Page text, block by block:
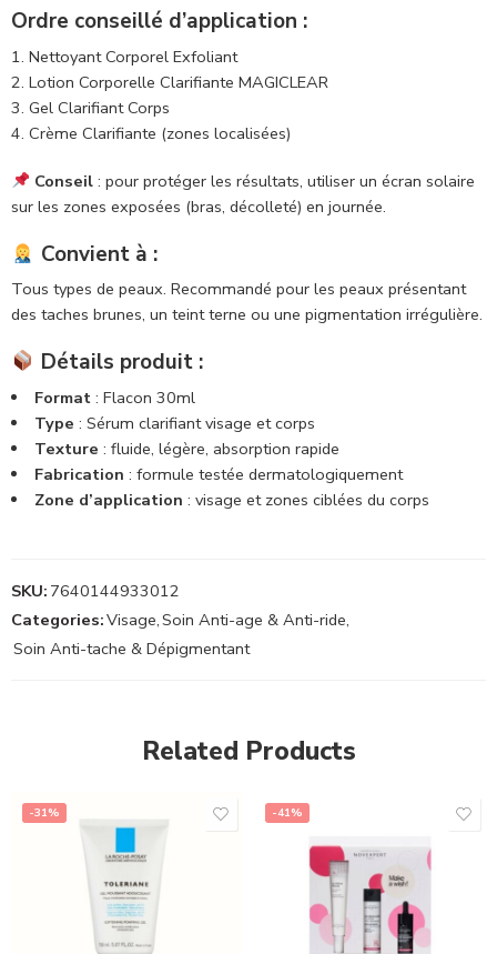
Ordre conseillé d’application :
Nettoyant Corporel Exfoliant
Lotion Corporelle Clarifiante MAGICLEAR
Gel Clarifiant Corps
Crème Clarifiante (zones localisées)
Conseil: pour protéger les résultats, utiliser un écran solaire
sur les zones exposées (bras, décolleté) en journée.
Convient à :
Tous types de peaux. Recommandé pour les peaux présentant
des taches brunes, un teint terne ou une pigmentation irrégulière.
Détails produit :
Format: Flacon 30ml
Type : Sérum clarifiant visage et corps
Texture : fluide, légère, absorption rapide
Fabrication : formule testée dermatologiquement
Zone d’application : visage et zones ciblées du corps
SKU: 7640144933012
Categories:Visage,Soin Anti-age & Anti-ride,
Soin Anti-tache & Dépigmentant
Related Products
-31% -41%